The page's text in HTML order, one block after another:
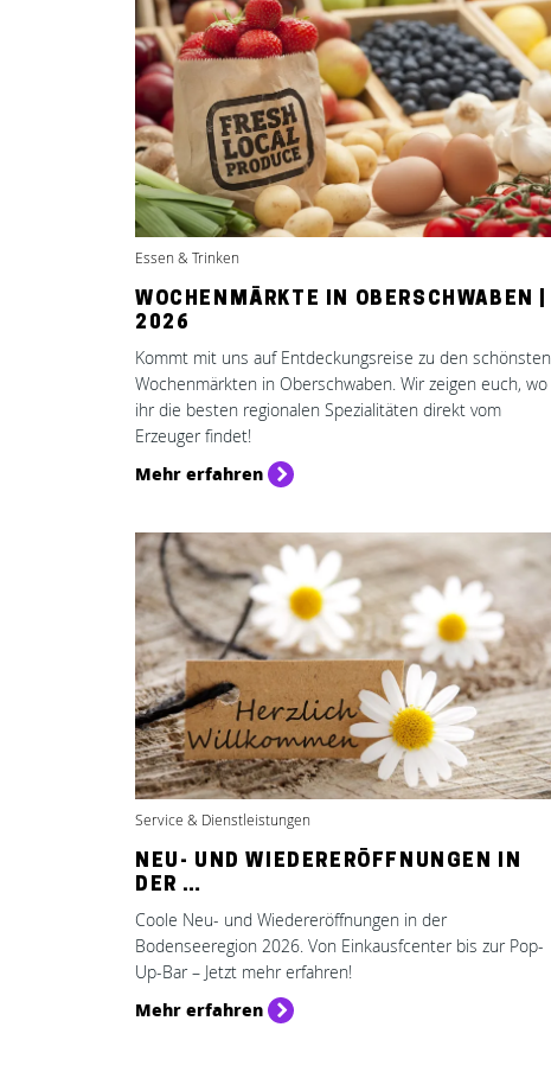
Essen & Trinken
WOCHENMÄRKTE IN OBERSCHWABEN |
2026
Kommt mit uns auf Entdeckungsreise zu den schönsten
Wochenmärkten in Oberschwaben. Wir zeigen euch, wo
ihr die besten regionalen Spezialitäten direkt vom
Erzeuger findet!
Mehr erfahren
Service & Dienstleistungen
NEU- UND WIEDERERÖFFNUNGEN IN
DER …
Coole Neu- und Wiedereröffnungen in der
Bodenseeregion 2026. Von Einkausfcenter bis zur Pop-
Up-Bar – Jetzt mehr erfahren!
Mehr erfahren